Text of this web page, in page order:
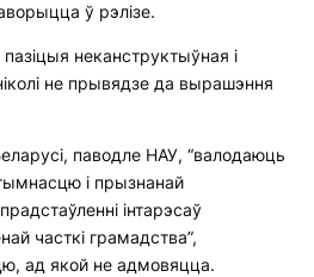
ў рэлізе.
неканструктыўная і
не прывядзе да вырашэння
паводле НАУ, “валодаюць
і прызнанай
інтарэсаў
часткі грамадства”,
ад якой не адмовяцца.